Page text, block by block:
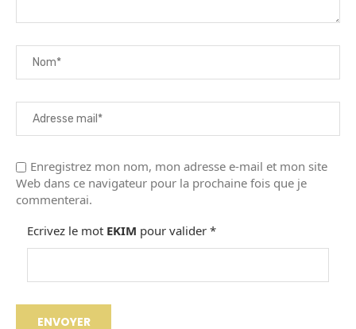
Enregistrez mon nom, mon adresse e-mail et mon site
Web dans ce navigateur pour la prochaine fois que je
commenterai.
Ecrivez le mot EKIM pour valider *